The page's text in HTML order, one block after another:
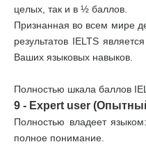
целых, так и в ½ баллов.
Признанная во всем мире
результатов IELTS
Ваших языковых навыков.
Полностью шкала баллов
9 - Expert user
Полностью владеет
полное понимание.